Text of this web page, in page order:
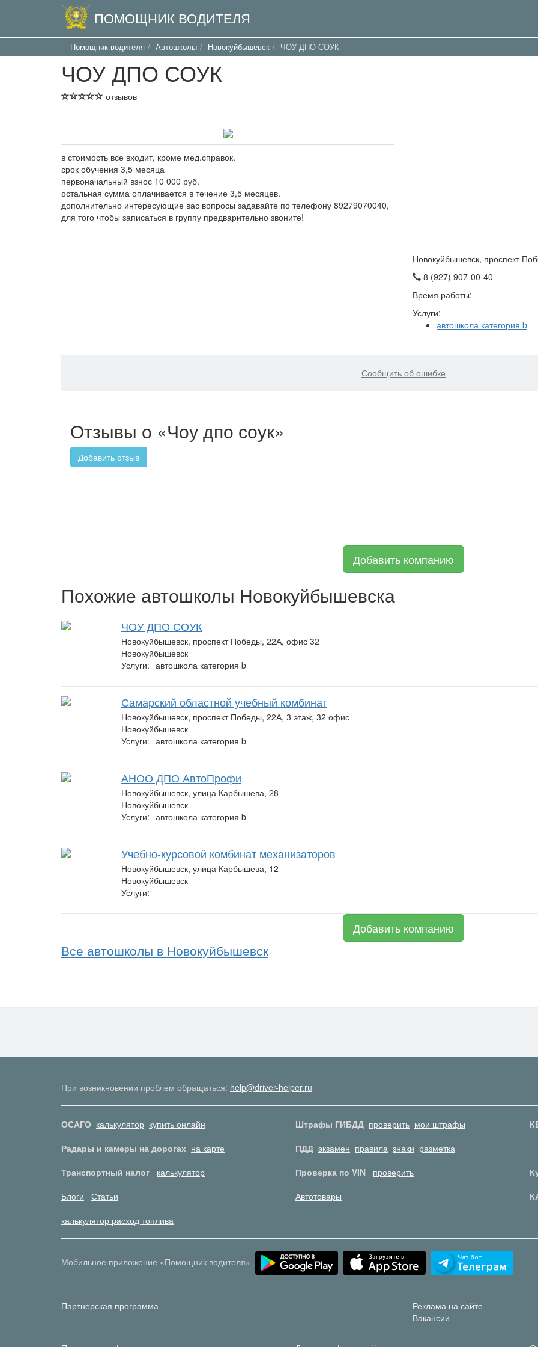
ПОМОЩНИК ВОДИТЕЛЯ
Помощник водителя Автошколы Новокуйбышевск ЧОУ ДПО СОУК
ЧОУ ДПО СОУК
отзывов
в стоимость все входит, кроме мед.справок.
срок обучения 3,5 месяца
первоначальный взнос 10 000 руб.
остальная сумма оплачивается в течение 3,5 месяцев.
дополнительно интересующие вас вопросы задавайте по телефону 89279070040,
для того чтобы записаться в группу предварительно звоните!
Новокуйбышевск, проспект
8 (927) 907-00-40
Время работы:
Услуги:
автошкола категория b
Сообщить об ошибке
Отзывы о «Чоу дпо соук»
Добавить отзыв
Добавить компанию
Похожие автошколы Новокуйбышевска
ЧОУ ДПО СОУК
Новокуйбышевск, проспект Победы, 22А, офис 32
Новокуйбышевск
Услуги: автошкола категория b
Самарский областной учебный комбинат
Новокуйбышевск, проспект Победы, 22А, 3 этаж, 32 офис
Новокуйбышевск
Услуги: автошкола категория b
АНОО ДПО АвтоПрофи
Новокуйбышевск, улица Карбышева, 28
Новокуйбышевск
Услуги: автошкола категория b
Учебно-курсовой комбинат механизаторов
Новокуйбышевск, улица Карбышева, 12
Новокуйбышевск
Услуги:
Добавить компанию
Все автошколы в Новокуйбышевск
При возникновении проблем обращаться: help@driver-helper.ru
ОСАГО калькулятор купить онлайн Штрафы ГИБДД проверить мои штрафы
Радары и камеры на дорогах на карте ПДД экзамен правила знаки разметка
Транспортный налог
калькулятор Проверка по VIN проверить
Блоги
Статьи Автотовары
калькулятор расход топлива
Мобильное приложение «Помощник водителя»
Партнерская программа
Реклама на сайте
Вакансии